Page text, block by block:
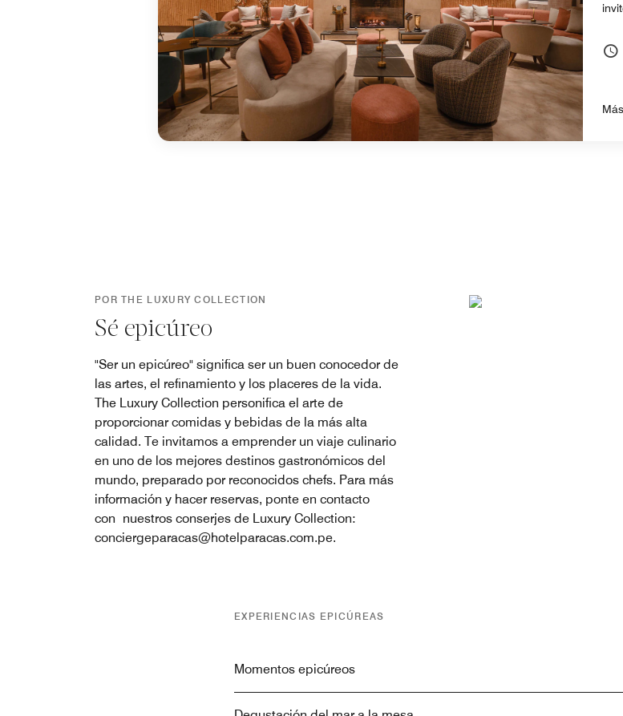
Más
POR THE LUXURY COLLECTION
Sé epicúreo
"Ser un epicúreo" significa ser un buen conocedor de
las artes, el refinamiento y los placeres de la vida.
The Luxury Collection personifica el arte de
proporcionar comidas y bebidas de la más alta
calidad. Te invitamos a emprender un viaje culinario
en uno de los mejores destinos gastronómicos del
mundo, preparado por reconocidos chefs. Para más
información y hacer reservas, ponte en contacto
con nuestros conserjes de Luxury Collection:
conciergeparacas@hotelparacas.com.pe.
EXPERIENCIAS EPICÚREAS
Momentos epicúreos